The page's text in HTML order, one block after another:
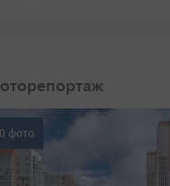
фото